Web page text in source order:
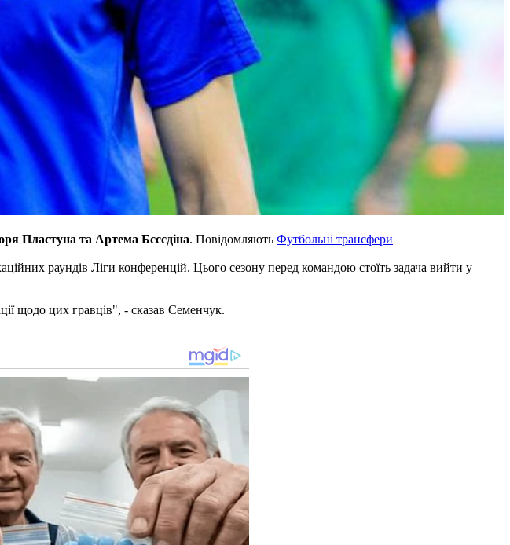
Пластуна та Артема Бєсєдіна. Повідомляють Футбольні трансфери
раундів Ліги конференцій. Цього сезону перед командою стоїть задача вийти у
щодо цих гравців‎", - сказав Семенчук.